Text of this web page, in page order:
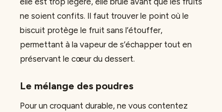
ne soient confits. Il faut trouver le point où le
biscuit protège le fruit sans l’étouffer,
permettant à la vapeur de s’échapper tout en
préservant le cœur du dessert.
Le mélange des poudres
Pour un croquant durable, ne vous contentez